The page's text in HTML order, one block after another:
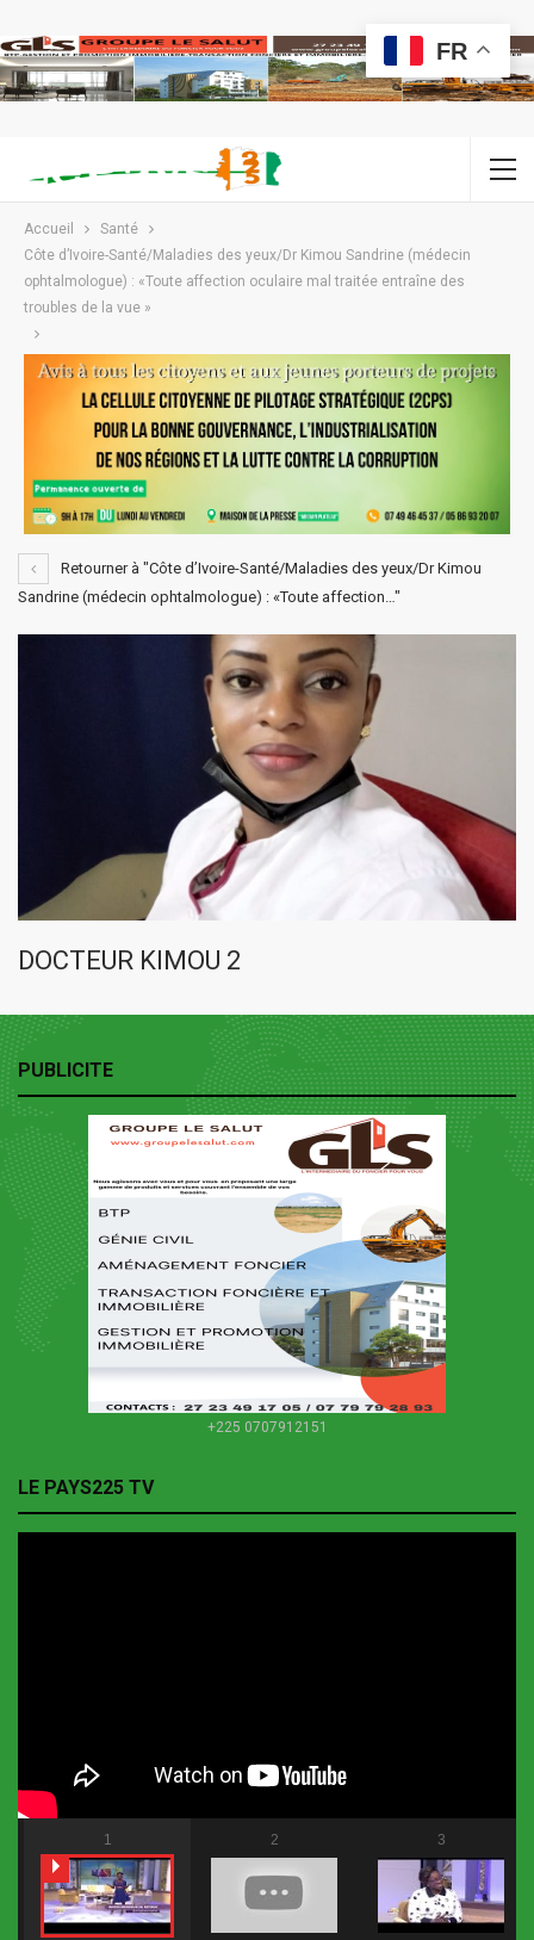
Accueil
Santé
Côte d’Ivoire-Santé/Maladies des yeux/Dr Kimou Sandrine (médecin
ophtalmologue) : «Toute affection oculaire mal traitée entraîne des
troubles de la vue »
Retourner à "Côte d’Ivoire-Santé/Maladies des yeux/Dr Kimou
Sandrine (médecin ophtalmologue) : «Toute affection…"
DOCTEUR KIMOU 2
PUBLICITE
+225 0707912151
LE PAYS225 TV
1 2 3
FR